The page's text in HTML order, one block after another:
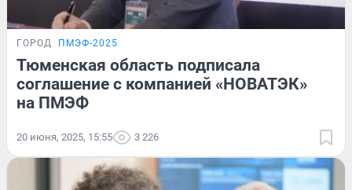
ГОРОД ПМЭФ-2025
Тюменская область подписала
соглашение с компанией «НОВАТЭК»
на ПМЭФ
20 июня, 2025, 15:55 3 226